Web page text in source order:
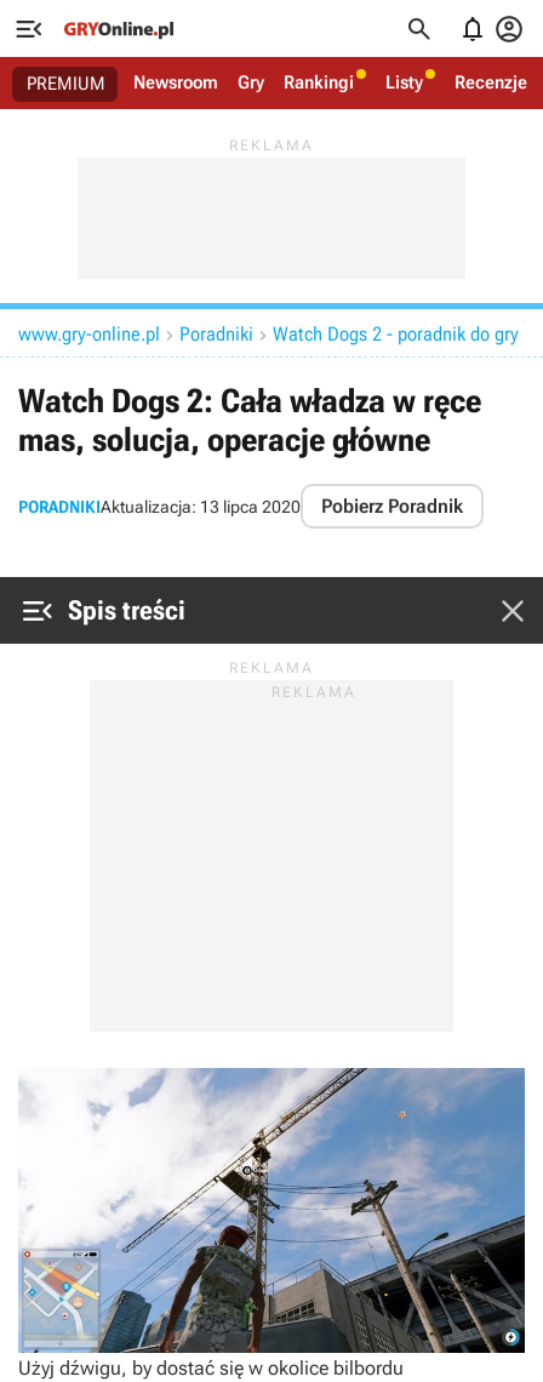
   
PREMIUM Newsroom Gry Rankingi Listy Recenzje
www.gry-online.pl  Poradniki  Watch Dogs 2 - poradnik do gry
Watch Dogs 2: Cała władza w ręce
mas, solucja, operacje główne
PORADNIKIAktualizacja: 13 lipca 2020 Pobierz Poradnik
 Spis treści 
Użyj dźwigu, by dostać się w okolice bilbordu